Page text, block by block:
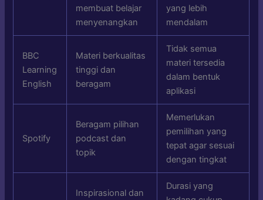
membuat belajar
menyenangkan
yang lebih
mendalam
BBC
Learning
English
Materi berkualitas
tinggi dan
beragam
Tidak semua
materi tersedia
dalam bentuk
aplikasi
Spotify
Beragam pilihan
podcast dan
topik
Memerlukan
pemilihan yang
tepat agar sesuai
dengan tingkat
Inspirasional dan
Durasi yang